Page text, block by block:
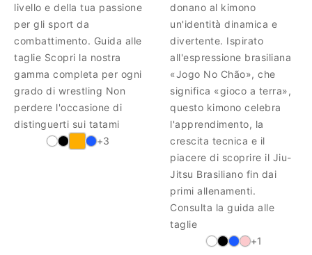
livello e della tua passione
per gli sport da
combattimento. Guida alle
taglie Scopri la nostra
gamma completa per ogni
grado di wrestling Non
perdere l'occasione di
distinguerti sui tatami
+3
donano al kimono
un'identità dinamica e
divertente. Ispirato
all'espressione brasiliana
«Jogo No Chão», che
significa «gioco a terra»,
questo kimono celebra
l'apprendimento, la
crescita tecnica e il
piacere di scoprire il Jiu-
Jitsu Brasiliano fin dai
primi allenamenti.
Consulta la guida alle
taglie
+1